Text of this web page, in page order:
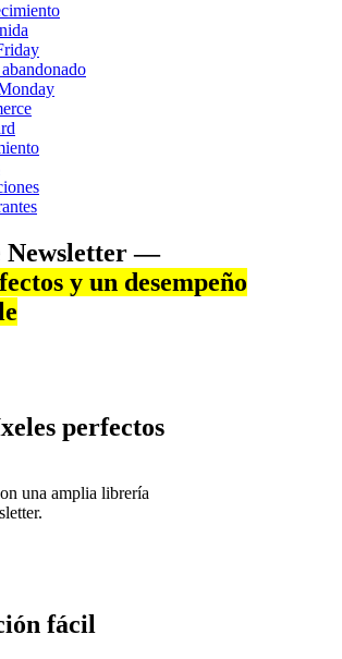
Newsletter —
y un desempeño
perfectos
una amplia librería
fácil